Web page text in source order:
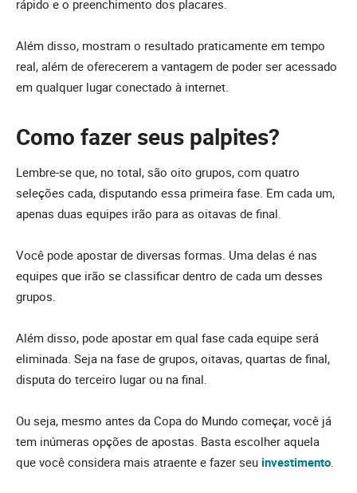
rápido e o preenchimento dos placares.
Além disso, mostram o resultado praticamente em tempo
real, além de oferecerem a vantagem de poder ser acessado
em qualquer lugar conectado à internet.
Como fazer seus palpites?
Lembre-se que, no total, são oito grupos, com quatro
seleções cada, disputando essa primeira fase. Em cada um,
apenas duas equipes irão para as oitavas de final.
Você pode apostar de diversas formas. Uma delas é nas
equipes que irão se classificar dentro de cada um desses
grupos.
Além disso, pode apostar em qual fase cada equipe será
eliminada. Seja na fase de grupos, oitavas, quartas de final,
disputa do terceiro lugar ou na final.
Ou seja, mesmo antes da Copa do Mundo começar, você já
tem inúmeras opções de apostas. Basta escolher aquela
que você considera mais atraente e fazer seu investimento